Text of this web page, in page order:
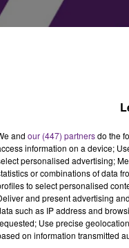
and our (447) partnersdo the
information on a device;
personalised advertising;
or combinations of data
to select personalised
and present advertising
such as IP address and
Use precise
on information transmitted